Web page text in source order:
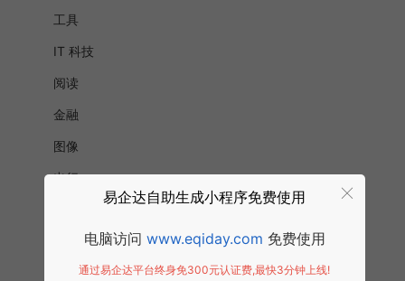
工具
IT 科技
阅读
金融
图像
出行
健康医疗
易企达自助生成小程序免费使用
电脑访问 www.eqiday.com 免费使用
通过易企达平台终身免300元认证费,最快3分钟上线!